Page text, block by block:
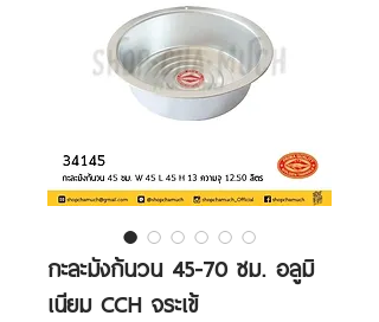
กะละมังก้นวน 45-70 ซม. อลูมิ
เนียม CCH จระเข้